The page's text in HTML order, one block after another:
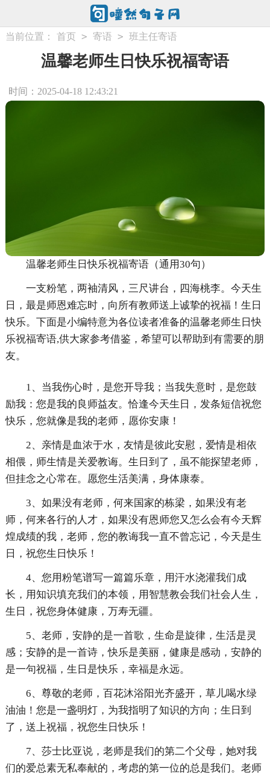
当前位置： 首页 > 寄语 > 班主任寄语
温馨老师生日快乐祝福寄语
时间：2025-04-18 12:43:21
温馨老师生日快乐祝福寄语（通用30句）
一支粉笔，两袖清风，三尺讲台，四海桃李。今天生
日，最是师恩难忘时，向所有教师送上诚挚的祝福！生日
快乐。下面是小编特意为各位读者准备的温馨老师生日快
乐祝福寄语,供大家参考借鉴，希望可以帮助到有需要的朋
友。
1、当我伤心时，是您开导我；当我失意时，是您鼓
励我：您是我的良师益友。恰逢今天生日，发条短信祝您
快乐，您就像是我的老师，愿你安康！
2、亲情是血浓于水，友情是彼此安慰，爱情是相依
相偎，师生情是关爱教诲。生日到了，虽不能探望老师，
但挂念之心常在。愿您生活美满，身体康泰。
3、如果没有老师，何来国家的栋梁，如果没有老
师，何来各行的人才，如果没有恩师您又怎么会有今天辉
煌成绩的我，老师，您的教诲我一直不曾忘记，今天是生
日，祝您生日快乐！
4、您用粉笔谱写一篇篇乐章，用汗水浇灌我们成
长，用知识填充我们的本领，用智慧教会我们社会人生，
生日，祝您身体健康，万寿无疆。
5、老师，安静的是一首歌，生命是旋律，生活是灵
感；安静的是一首诗，快乐是美丽，健康是感动，安静的
是一句祝福，生日是快乐，幸福是永远。
6、尊敬的老师，百花沐浴阳光齐盛开，草儿喝水绿
油油！您是一盏明灯，为我指明了知识的方向；生日到
了，送上祝福，祝您生日快乐！
7、莎士比亚说，老师是我们的第二个父母，她对我
们的爱总素无私奉献的，考虑的第一位的总是我们。老师